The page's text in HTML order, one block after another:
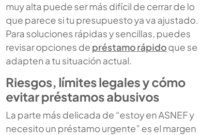
muy alta puede ser más difícil de cerrar de lo
que parece si tu presupuesto ya va ajustado.
Para soluciones rápidas y sencillas, puedes
revisar opciones de préstamo rápidoque se
adapten a tu situación actual.
Riesgos, límites legales y cómo
evitar préstamos abusivos
La parte más delicada de “estoy en ASNEF y
necesito un préstamo urgente” es el margen